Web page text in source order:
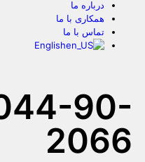
درباره ما
همکاری با ما
تماس با ما
English
90-
2066